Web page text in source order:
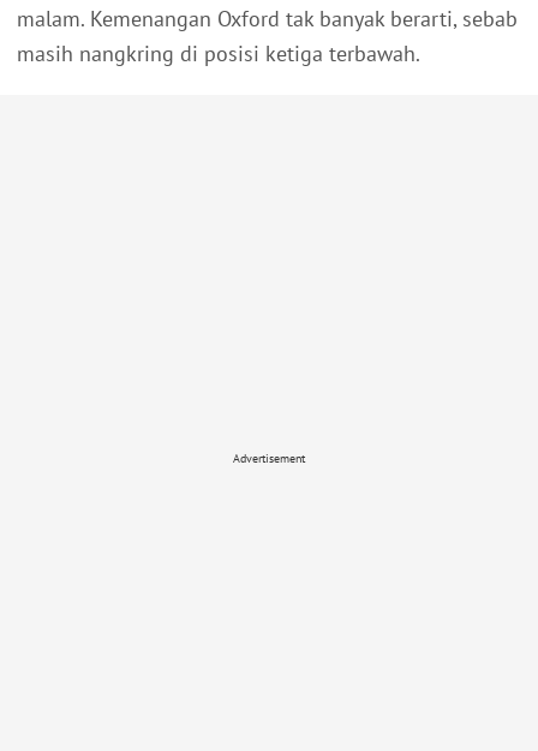
malam. Kemenangan Oxford tak banyak berarti, sebab
masih nangkring di posisi ketiga terbawah.
Advertisement